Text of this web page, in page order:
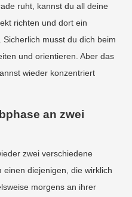
ruht, kannst du all deine
richten und dort ein
musst du dich beim
und orientieren. Aber das
wieder konzentriert
an zwei
zwei verschiedene
einen diejenigen, die wirklich
morgens an ihrer